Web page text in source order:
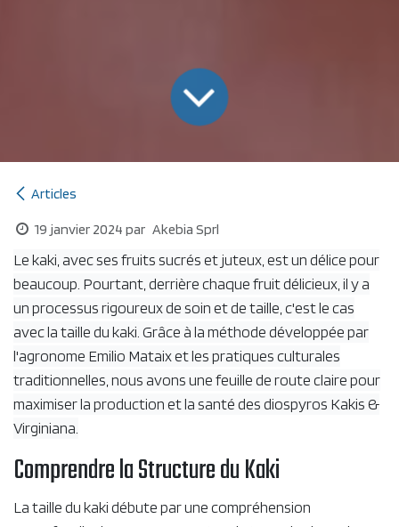
Articles
19 janvier 2024 par Akebia Sprl
Le kaki, avec ses fruits sucrés et juteux, est un délice pour
beaucoup. Pourtant, derrière chaque fruit délicieux, il y a
un processus rigoureux de soin et de taille, c'est le cas
avec la taille du kaki. Grâce à la méthode développée par
l'agronome Emilio Mataix et les pratiques culturales
traditionnelles, nous avons une feuille de route claire pour
maximiser la production et la santé des diospyros Kakis &
Virginiana.
Comprendre la Structure du Kaki
La taille du kaki débute par une compréhension